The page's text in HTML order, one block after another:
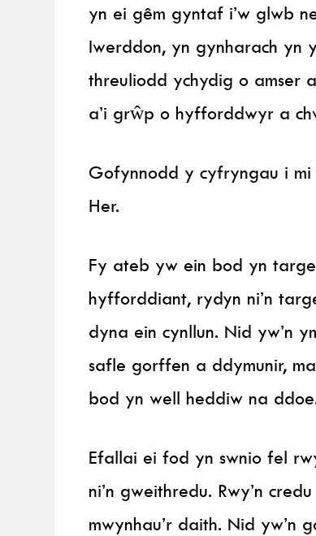
yn ei gêm gyntaf i’w glwb
Iwerddon, yn gynharach yn
threuliodd ychydig o amser
a’i grŵp o hyfforddwyr a
Gofynnodd y cyfryngau i mi
Her.
Fy ateb yw ein bod yn
hyfforddiant, rydyn ni’n
dyna ein cynllun. Nid yw’n
safle gorffen a ddymunir,
bod yn well heddiw na
Efallai ei fod yn swnio fel
ni’n gweithredu. Rwy’n
mwynhau’r daith. Nid yw’n